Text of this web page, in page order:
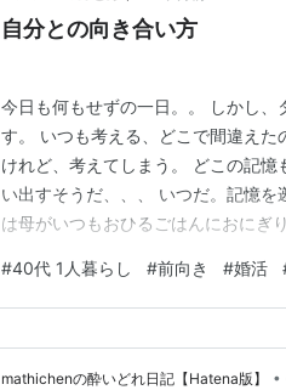
自分との向き合い方
今日も何もせずの一日。。 しかし、
す。 いつも考える、どこで間違え
けれど、考えてしまう。 どこの記
い出すそうだ、、、 いつだ。記憶
は母がいつもおひるごはんにおにぎ
家族が好きだった。 残念ながら思春
た。 父が終活を始めたときだった
#40代 1人暮らし #前向き #婚活
mathichenの酔いどれ日記【Hatena版】 •